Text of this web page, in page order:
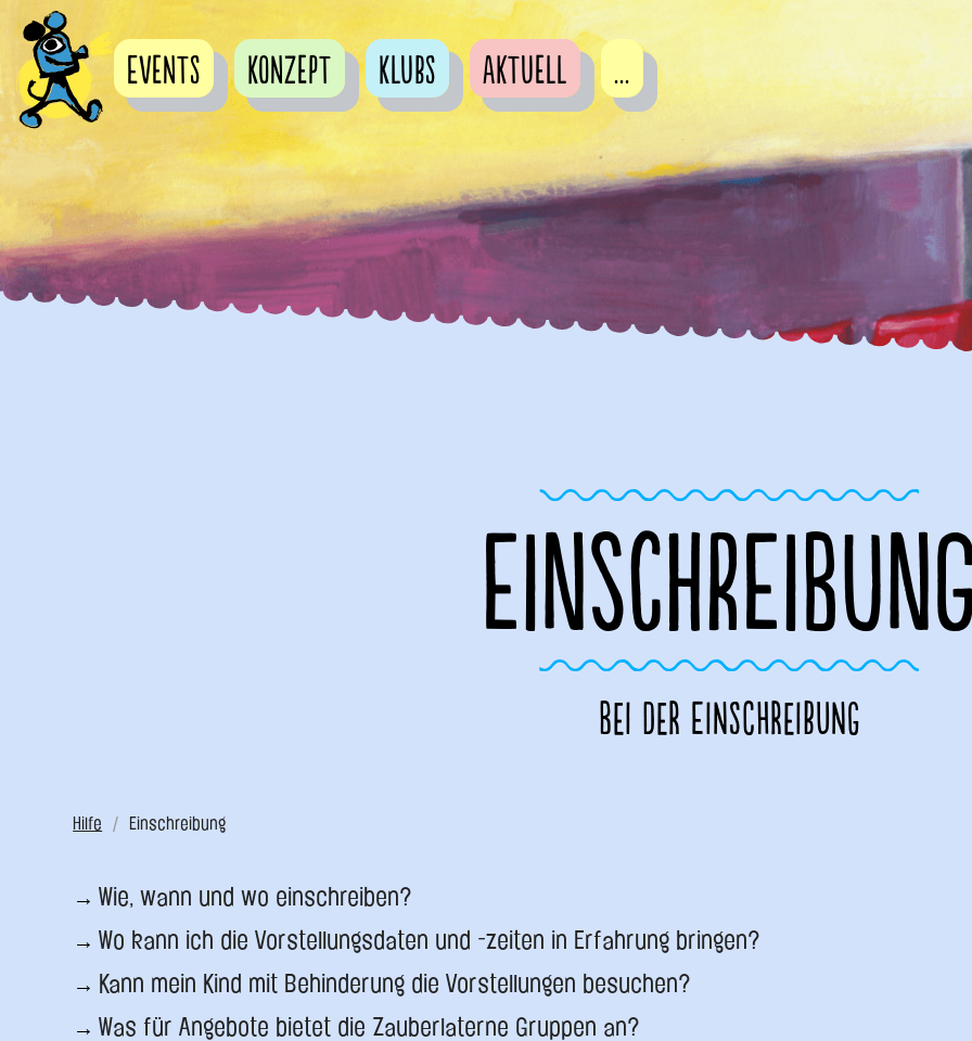
Events Konzept Klubs Aktuell ...
Bei der Einschreibung
Hilfe Einschreibung
Wie, wann und wo einschreiben?
Wo kann ich die Vorstellungsdaten und -zeiten in Erfahrung bringen?
Kann mein Kind mit Behinderung die Vorstellungen besuchen?
Was für Angebote bietet die Zauberlaterne Gruppen an?